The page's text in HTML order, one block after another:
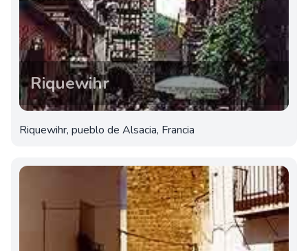
Riquewihr
Riquewihr, pueblo de Alsacia, Francia